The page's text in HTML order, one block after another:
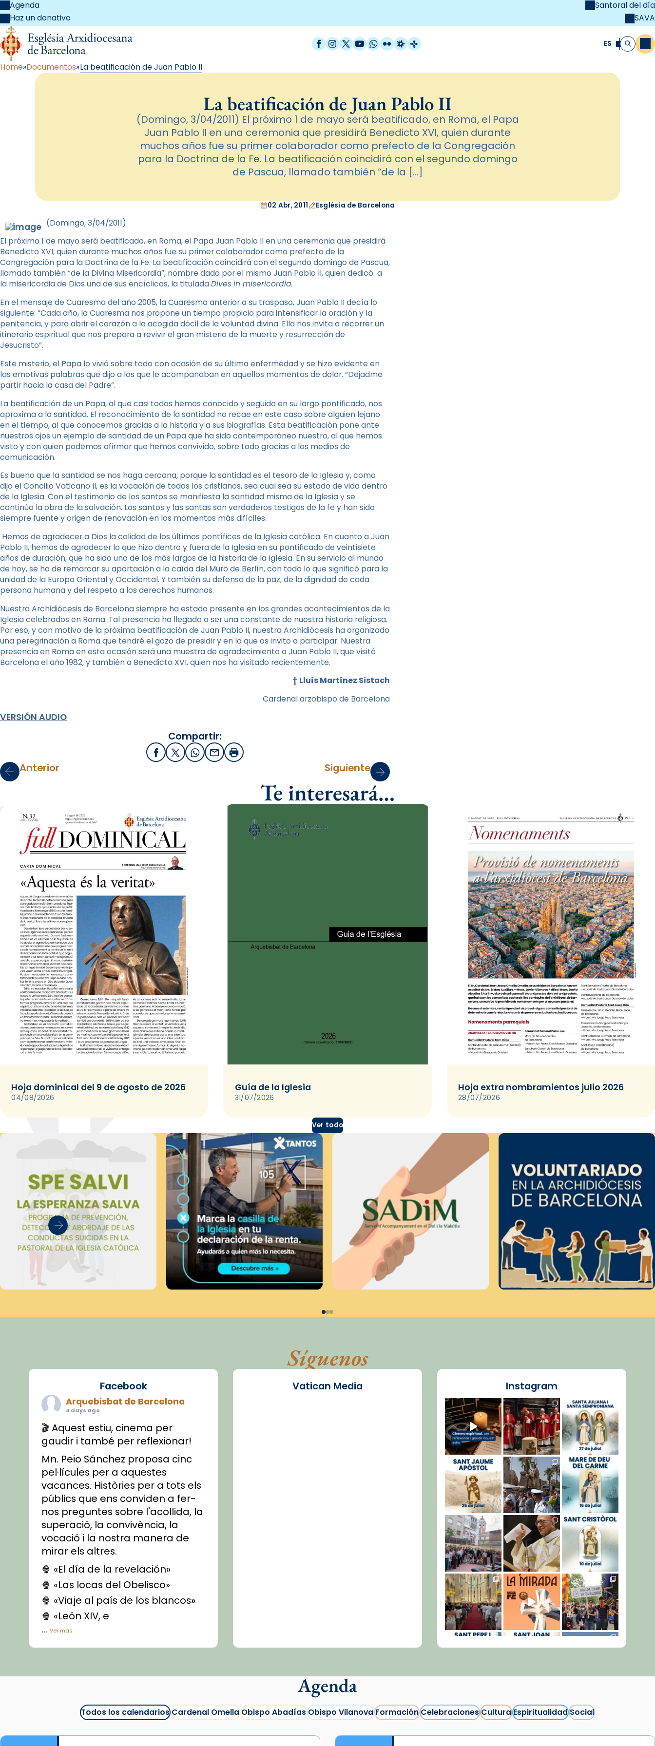
Agenda
Haz un donativo
Santoral del día
SAVA
Facebook
Instagram
X / Twitter
YouTube
WhatsApp
FlickrRadio Estel
Catalunya Cristiana ES Buscar
Home Documentos La beatificación de Juan Pablo II
La beatificación de Juan Pablo II
(Domingo, 3/04/2011) El próximo 1 de mayo será beatificado, en Roma, el Papa
Juan Pablo II en una ceremonia que presidirá Benedicto XVI, quien durante
muchos años fue su primer colaborador como prefecto de la Congregación
para la Doctrina de la Fe. La beatificación coincidirá con el segundo domingo
de Pascua, llamado también “de la […]
02 Abr, 2011 Església de Barcelona
(Domingo, 3/04/2011)
El próximo 1 de mayo será beatificado, en Roma, el Papa Juan Pablo II en una ceremonia que presidirá
Benedicto XVI, quien durante muchos años fue su primer colaborador como prefecto de la
Congregación para la Doctrina de la Fe. La beatificación coincidirá con el segundo domingo de Pascua,
llamado también “de la Divina Misericordia”, nombre dado por el mismo Juan Pablo II, quien dedicó a
la misericordia de Dios una de sus encíclicas, la tituladaDivesin misericordia.
En el mensaje de Cuaresma del año 2005, la Cuaresma anterior a su traspaso, Juan Pablo II decía lo
siguiente: “Cada año, la Cuaresma nos propone un tiempo propicio para intensificar la oración y la
penitencia, y para abrir el corazón a la acogida dócil de la voluntad divina. Ella nos invita a recorrer un
itinerario espiritual que nos prepara a revivir el gran misterio de la muerte y resurrección de
Jesucristo”.
Este misterio, el Papa lo vivió sobre todo con ocasión de su última enfermedad y se hizo evidente en
las emotivas palabras que dijo a los que le acompañaban en aquellos momentos de dolor. “Dejadme
partir hacia la casa del Padre”.
La beatificación de un Papa, al que casi todos hemos conocido y seguido en su largo pontificado, nos
aproxima a la santidad. El reconocimiento de la santidad no recae en este caso sobre alguien lejano
en el tiempo, al que conocemos gracias a la historia y a sus biografías. Esta beatificación pone ante
nuestros ojos un ejemplo de santidad de un Papa que ha sido contemporáneo nuestro, al que hemos
visto y con quien podemos afirmar que hemos convivido, sobre todo gracias a los medios de
comunicación.
Es bueno que la santidad se nos haga cercana, porque la santidad es el tesoro de la Iglesia y, como
dijo el Concilio Vaticano II, es la vocación de todos los cristianos, sea cual sea su estado de vida dentro
de la Iglesia. Con el testimonio de los santos se manifiesta la santidad misma de la Iglesia y se
continúa la obra de la salvación. Los santos y las santas son verdaderos testigos de la fe y han sido
siempre fuente y origen de renovación en los momentos más difíciles.
Hemos de agradecer a Dios la calidad de los últimos pontífices de la Iglesia católica. En cuanto a Juan
Pablo II, hemos de agradecer lo que hizo dentro y fuera de la Iglesia en su pontificado de veintisiete
años de duración, que ha sido uno de los más largos de la historia de la Iglesia. En su servicio al mundo
de hoy, se ha de remarcar su aportación a la caída del Muro de Berlín, con todo lo que significó para la
unidad de la Europa Oriental y Occidental. Y también su defensa de la paz, de la dignidad de cada
persona humana y del respeto a los derechos humanos.
Nuestra Archidiócesis de Barcelona siempre ha estado presente en los grandes acontecimientos de la
Iglesia celebrados en Roma. Tal presencia ha llegado a ser una constante de nuestra historia religiosa.
Por eso, y con motivo de la próxima beatificación de Juan Pablo II, nuestra Archidiócesis ha organizado
una peregrinación a Roma que tendré el gozo de presidir y en la que os invito a participar. Nuestra
presencia en Roma en esta ocasión será una muestra de agradecimiento a Juan Pablo II, que visitó
Barcelona el año 1982, y también a Benedicto XVI, quien nos ha visitado recientemente.
† Lluís Martínez Sistach
Cardenal arzobispo de Barcelona
VERSIÓN AUDIO
Compartir:
FacebookX / Twitter
WhatsApp
EmailImprimir
Anterior Siguiente
Te interesará…
Hoja dominical del 9 de agosto de 2026
04/08/2026
Guía de la Iglesia
31/07/2026
Hoja extra nombramientos julio 2026
28/07/2026
Ver todo
Síguenos
Facebook
Arquebisbat de Barcelona
4 days ago
🎬 Aquest estiu, cinema per
gaudir i també per reflexionar!
Mn. Peio Sánchez proposa cinc
pel·lícules per a aquestes
vacances. Històries per a tots els
públics que ens conviden a fer-
nos preguntes sobre l'acollida, la
superació, la convivència, la
vocació i la nostra manera de
mirar els altres.
🍿 «El día de la revelación»
🍿 «Las locas del Obelisco»
🍿 «Viaje al país de los blancos»
🍿 «León XIV, e
...Ver más
Vídeo
La Carmina va patir depressió.
Vatican Media Instagram
Agenda
Todos los calendariosCardenal OmellaObispo AbadíasObispo VilanovaFormaciónCelebracionesCulturaEspiritualidadSocial